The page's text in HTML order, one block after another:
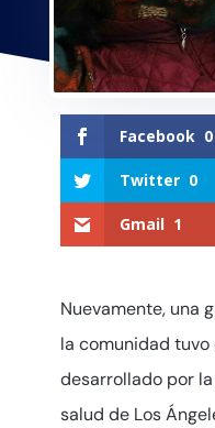
Facebook 0
Twitter 0
Gmail 1
Nuevamente, una
la comunidad
desarrollado por
salud de Los